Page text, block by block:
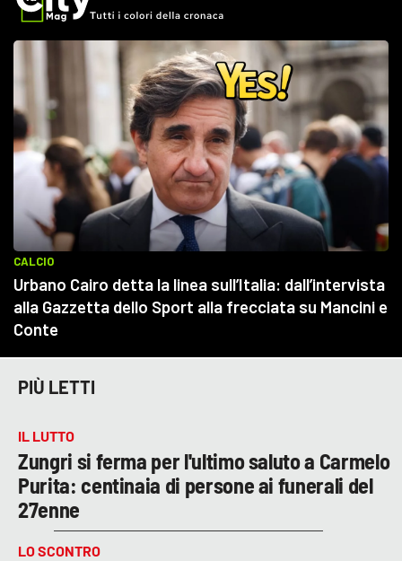
PIÙ LETTI
IL LUTTO
Zungri si ferma per l'ultimo saluto a Carmelo
Purita: centinaia di persone ai funerali del
27enne
LO SCONTRO